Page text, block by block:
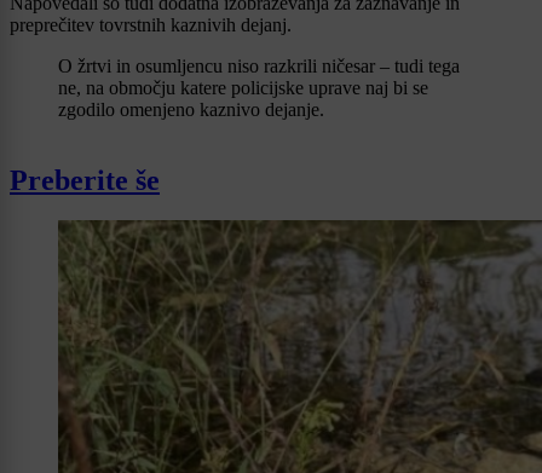
preprečitev tovrstnih kaznivih dejanj.
O žrtvi in osumljencu niso razkrili ničesar – tudi tega
ne, na območju katere policijske uprave naj bi se
zgodilo omenjeno kaznivo dejanje.
Preberite še